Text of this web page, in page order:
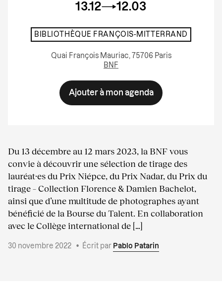
13.12 12.03
BIBLIOTHÈQUE FRANÇOIS-MITTERRAND
Quai François Mauriac, 75706 Paris
BNF
Ajouter à mon agenda
Du 13 décembre au 12 mars 2023, la BNF vous
convie à découvrir une sélection de tirage des
lauréat·es du Prix Niépce, du Prix Nadar, du Prix du
tirage – Collection Florence & Damien Bachelot,
ainsi que d’une multitude de photographes ayant
bénéficié de la Bourse du Talent. En collaboration
avec le Collège international de […]
30 novembre 2022 • Écrit par Pablo Patarin